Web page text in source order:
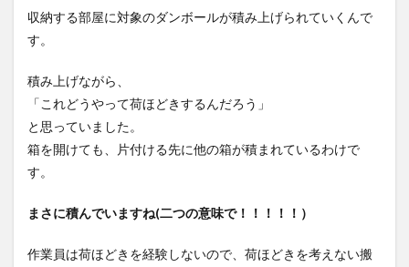
収納する部屋に対象のダンボールが積み上げられていくんで
す。
積み上げながら、
「これどうやって荷ほどきするんだろう」
と思っていました。
箱を開けても、片付ける先に他の箱が積まれているわけで
す。
まさに積んでいますね(二つの意味で！！！！！）
作業員は荷ほどきを経験しないので、荷ほどきを考えない搬